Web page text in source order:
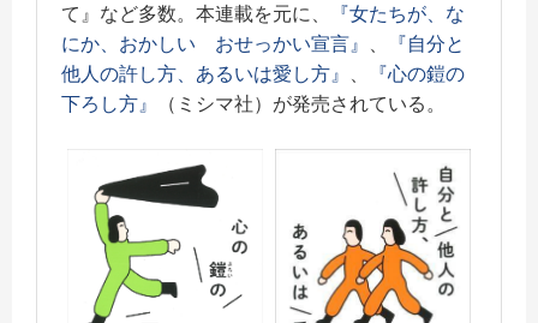
て』など多数。本連載を元に、
『女たちが、な
にか、おかしい おせっかい宣言』 、
『自分と
他人の許し方、あるいは愛し方』 、
『心の鎧の
下ろし方』
（ミシマ社）が発売されている。